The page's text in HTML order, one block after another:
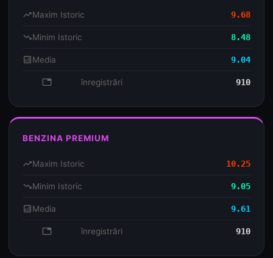
trending_upMaxim Istoric 9.68
trending_downMinim Istoric 8.48
analyticsMedia 9.04
database înregistrări 910
BENZINA PREMIUM
trending_upMaxim Istoric 10.25
trending_downMinim Istoric 9.05
analyticsMedia 9.61
database înregistrări 910